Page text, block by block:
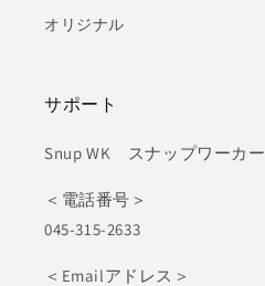
オリジナル
サポート
Snup WK スナップワーカー
＜電話番号＞
045-315-2633
＜Emailアドレス＞